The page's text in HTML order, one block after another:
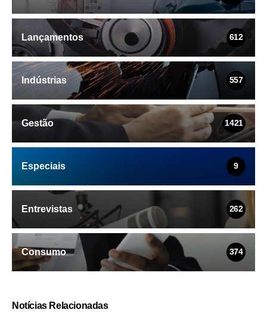
Lançamentos 612
Indústrias 557
Gestão 1421
Especiais 9
Entrevistas 262
Consumo 374
Notícias Relacionadas